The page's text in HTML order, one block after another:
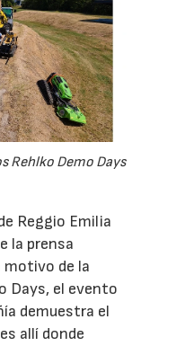
Rehlko Demo Days
Reggio Emilia
la prensa
motivo de la
Days, el evento
demuestra el
allí donde